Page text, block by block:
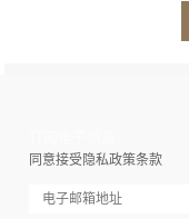
同意接受隐私政策条款